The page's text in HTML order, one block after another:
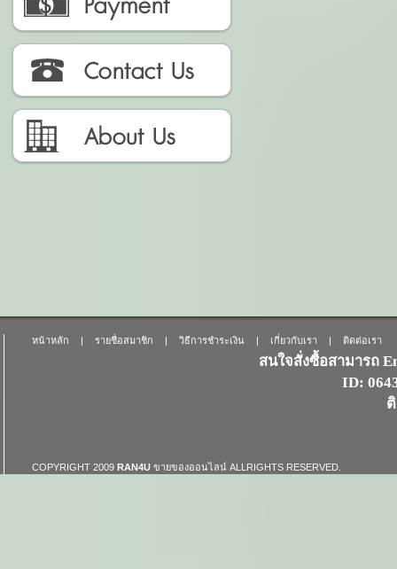
หน้าหลัก | รายชื่อสมาชิก | วิธีการชำระเงิน | เกี่ยวกับเรา | ติดต่อเรา
สนใจสั่งซื้อสามารถ
ID:
COPYRIGHT 2009 RAN4U ขายของออนไลน์ ALLRIGHTS RESERVED.